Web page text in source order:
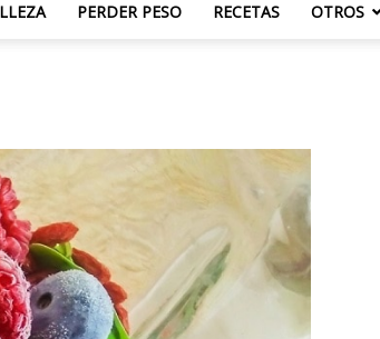
PERDER PESO RECETAS OTROS